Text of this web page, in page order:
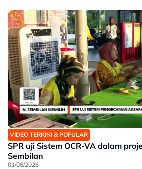
VIDEO TERKINI & POPULAR
SPR uji Sistem OCR-VA dalam
Sembilan
01/08/2026